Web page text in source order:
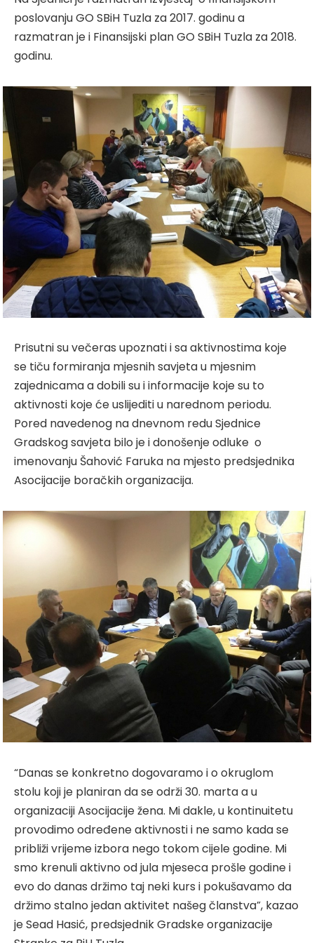
poslovanju GO SBiH Tuzla za 2017. godinu a
razmatran je i Finansijski plan GO SBiH Tuzla za 2018.
godinu.
Prisutni su večeras upoznati i sa aktivnostima koje
se tiču formiranja mjesnih savjeta u mjesnim
zajednicama a dobili su i informacije koje su to
aktivnosti koje će uslijediti u narednom periodu.
Pored navedenog na dnevnom redu Sjednice
Gradskog savjeta bilo je i donošenje odluke o
imenovanju Šahović Faruka na mjesto predsjednika
Asocijacije boračkih organizacija.
“Danas se konkretno dogovaramo i o okruglom
stolu koji je planiran da se održi 30. marta a u
organizaciji Asocijacije žena. Mi dakle, u kontinuitetu
provodimo određene aktivnosti i ne samo kada se
približi vrijeme izbora nego tokom cijele godine. Mi
smo krenuli aktivno od jula mjeseca prošle godine i
evo do danas držimo taj neki kurs i pokušavamo da
držimo stalno jedan aktivitet našeg članstva”, kazao
je Sead Hasić, predsjednik Gradske organizacije